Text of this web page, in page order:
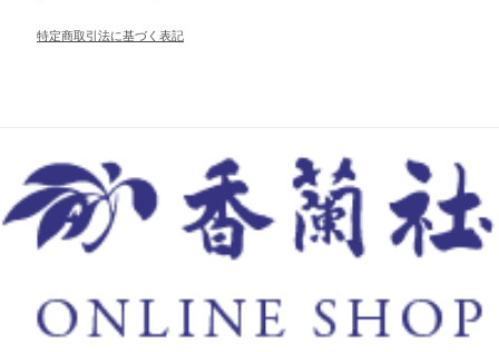
特定商取引法に基づく表記